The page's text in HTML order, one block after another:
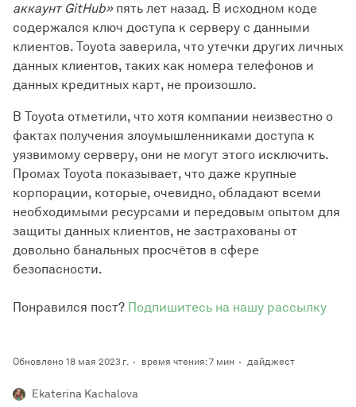
аккаунт GitHub»пять лет назад. В исходном коде
содержался ключ доступа к серверу с данными
клиентов. Toyota заверила, что утечки других личных
данных клиентов, таких как номера телефонов и
данных кредитных карт, не произошло.
В Toyota отметили, что хотя компании неизвестно о
фактах получения злоумышленниками доступа к
уязвимому серверу, они не могут этого исключить.
Промах Toyota показывает, что даже крупные
корпорации, которые, очевидно, обладают всеми
необходимыми ресурсами и передовым опытом для
защиты данных клиентов, не застрахованы от
довольно банальных просчётов в сфере
безопасности.
Понравился пост? Подпишитесь на нашу рассылку
Обновлено 18 мая 2023 г. время чтения: 7 мин дайджест
Ekaterina Kachalova